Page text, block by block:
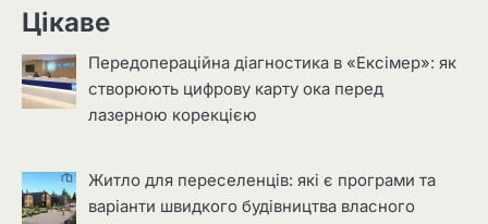
Цікаве
Передопераційна діагностика в «Ексімер»: як
створюють цифрову карту ока перед
лазерною корекцією
Житло для переселенців: які є програми та
варіанти швидкого будівництва власного